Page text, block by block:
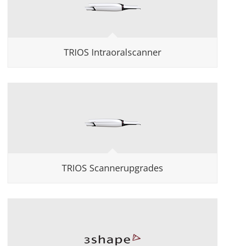
TRIOS Intraoralscanner
TRIOS Scannerupgrades